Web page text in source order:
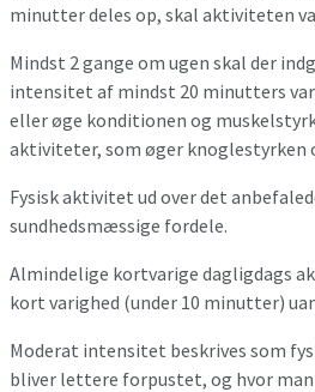
minutter deles op, skal aktiviteten
Mindst 2 gange om ugen skal der
intensitet af mindst 20 minutters
eller øge konditionen og
aktiviteter, som øger knoglestyrken
Fysisk aktivitet ud over det
sundhedsmæssige fordele.
Almindelige kortvarige dagligdags
kort varighed (under 10 minutter)
Moderat intensitet beskrives som
bliver lettere forpustet, og hvor man